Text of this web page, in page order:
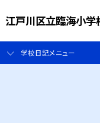
江戸川区立臨海小学
学校日記メニュー